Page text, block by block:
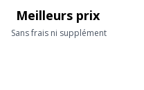
Meilleurs prix
Sans frais ni supplément